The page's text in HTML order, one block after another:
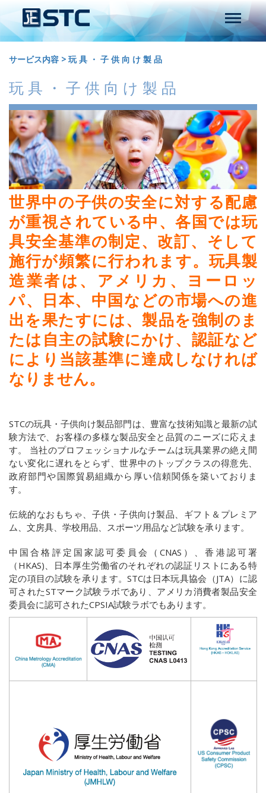
サービス内容 > 玩 具 ・ 子 供 向 け 製 品
玩 具 ・ 子 供 向 け 製 品
世界中の子供の安全に対する配慮
が重視されている中、各国では玩
具安全基準の制定、改訂、そして
施行が頻繁に行われます。玩具製
造業者は、アメリカ、ヨーロッ
パ、日本、中国などの市場への進
出を果たすには、製品を強制のま
たは自主の試験にかけ、認証など
により当該基準に達成しなければ
なりません。
STCの玩具・子供向け製品部門は、豊富な技術知識と最新の試
験方法で、お客様の多様な製品安全と品質のニーズに応えま
す。 当社のプロフェッショナルなチームは玩具業界の絶え間
ない変化に遅れをとらず、世界中のトップクラスの得意先、
政府部門や国際貿易組織から厚い信頼関係を築いておりま
す。
伝統的なおもちゃ、子供・子供向け製品、ギフト＆プレミア
ム、文房具、学校用品、スポーツ用品など試験を承ります。
中国合格評定国家認可委員会（CNAS）、香港認可署
（HKAS)、日本厚生労働省のそれぞれの認証リストにある特
定の項目の試験を承ります。STCは日本玩具協会（JTA）に認
可されたSTマーク試験ラボであり、アメリカ消費者製品安全
委員会に認可されたCPSIA試験ラボでもあります。